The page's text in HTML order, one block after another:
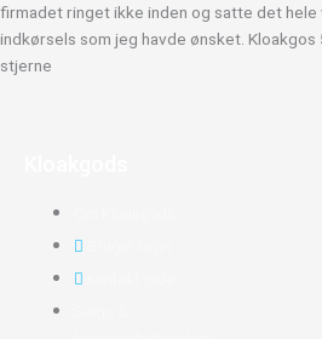
firmadet ringet ikke inden og satte det
indkørsels som jeg havde ønsket.
stjerne